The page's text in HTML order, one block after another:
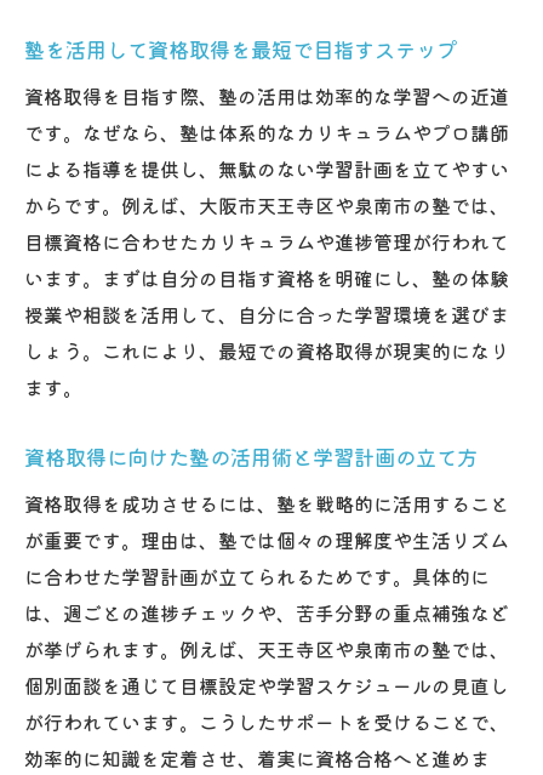
塾を活用して資格取得を最短で目指すステップ
資格取得を目指す際、塾の活用は効率的な学習への近道
です。なぜなら、塾は体系的なカリキュラムやプロ講師
による指導を提供し、無駄のない学習計画を立てやすい
からです。例えば、大阪市天王寺区や泉南市の塾では、
目標資格に合わせたカリキュラムや進捗管理が行われて
います。まずは自分の目指す資格を明確にし、塾の体験
授業や相談を活用して、自分に合った学習環境を選びま
しょう。これにより、最短での資格取得が現実的になり
ます。
資格取得に向けた塾の活用術と学習計画の立て方
資格取得を成功させるには、塾を戦略的に活用すること
が重要です。理由は、塾では個々の理解度や生活リズム
に合わせた学習計画が立てられるためです。具体的に
は、週ごとの進捗チェックや、苦手分野の重点補強など
が挙げられます。例えば、天王寺区や泉南市の塾では、
個別面談を通じて目標設定や学習スケジュールの見直し
が行われています。こうしたサポートを受けることで、
効率的に知識を定着させ、着実に資格合格へと進めま